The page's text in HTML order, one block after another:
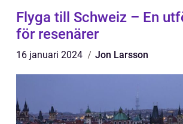
Flyga till Schweiz – En
för resenärer
16 januari 2024 Jon Larsson